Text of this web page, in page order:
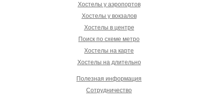
Хостелы у аэропортов
Хостелы у вокзалов
Хостелы в центре
Поиск по схеме метро
Хостелы на карте
Хостелы на длительно
Полезная информация
Сотрудничество